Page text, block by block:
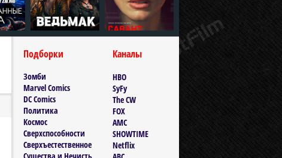
Подборки
Зомби
Marvel Comics
DC Comics
Политика
Космос
Сверхспособности
Сверхъестественное
Каналы
HBO
SyFy
The CW
FOX
AMC
SHOWTIME
Netflix